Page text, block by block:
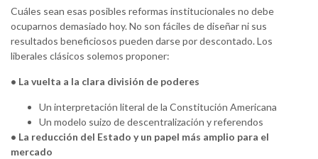
Cuáles sean esas posibles reformas institucionales no debe
ocuparnos demasiado hoy. No son fáciles de diseñar ni sus
resultados beneficiosos pueden darse por descontado. Los
liberales clásicos solemos proponer:
• La vuelta a la clara división de poderes
Un interpretación literal de la Constitución Americana
Un modelo suizo de descentralización y referendos
• La reducción del Estado y un papel más amplio para el
mercado